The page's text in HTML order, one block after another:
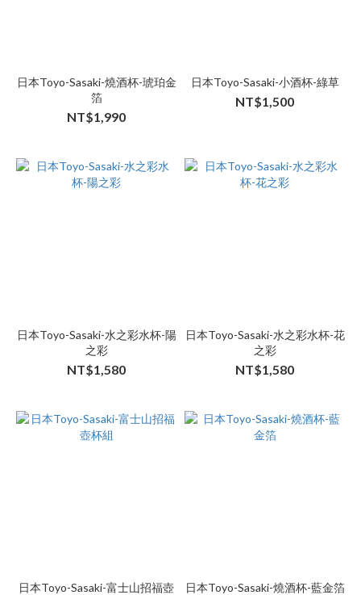
日本Toyo-Sasaki-燒酒杯-琥珀金
箔
NT$1,990
日本Toyo-Sasaki-小酒杯-綠草
NT$1,500
日本Toyo-Sasaki-水之彩水杯-陽
之彩
NT$1,580
日本Toyo-Sasaki-水之彩水杯-花
之彩
NT$1,580
日本Toyo-Sasaki-富士山招福壺
日本Toyo-Sasaki-燒酒杯-藍金箔